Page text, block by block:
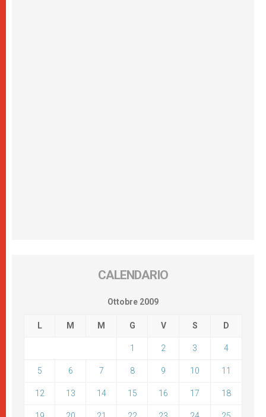
CALENDARIO
Ottobre 2009
L M M G V S D
1 2 3 4
5 6 7 8 9 10 11
12 13 14 15 16 17 18